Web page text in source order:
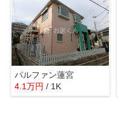
パルファン蓮宮
4.1万円 / 1K